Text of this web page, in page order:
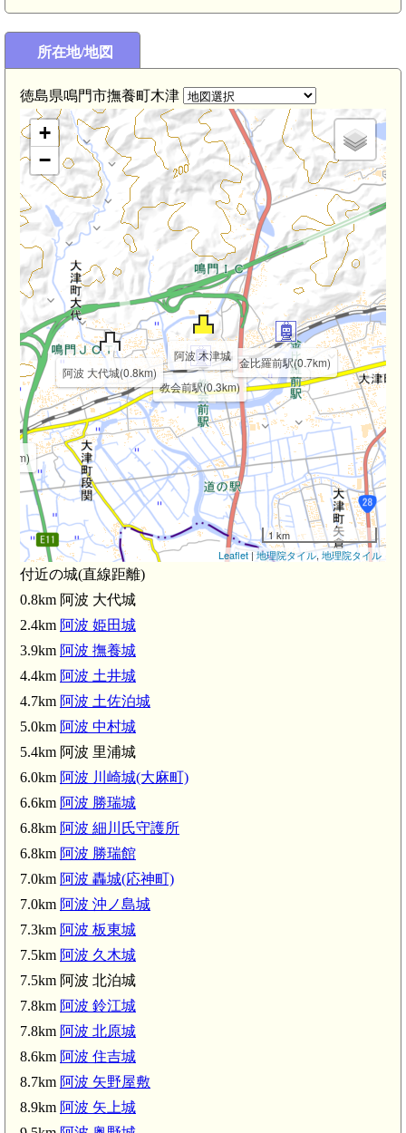
所在地/地図
徳島県鳴門市撫養町木津
教会前駅(0.3km)
金比羅前駅(0.7km)
阿波 木津城
阿波 大代城(0.8km)
+
−
1 km
Leaflet | 地理院タイル, 地理院タイル
付近の城(直線距離)
0.8km 阿波 大代城
2.4km 阿波 姫田城
3.9km 阿波 撫養城
4.4km 阿波 土井城
4.7km 阿波 土佐泊城
5.0km 阿波 中村城
5.4km 阿波 里浦城
6.0km 阿波 川崎城(大麻町)
6.6km 阿波 勝瑞城
6.8km 阿波 細川氏守護所
6.8km 阿波 勝瑞館
7.0km 阿波 轟城(応神町)
7.0km 阿波 沖ノ島城
7.3km 阿波 板東城
7.5km 阿波 久木城
7.5km 阿波 北泊城
7.8km 阿波 鈴江城
7.8km 阿波 北原城
8.6km 阿波 住吉城
8.7km 阿波 矢野屋敷
8.9km 阿波 矢上城